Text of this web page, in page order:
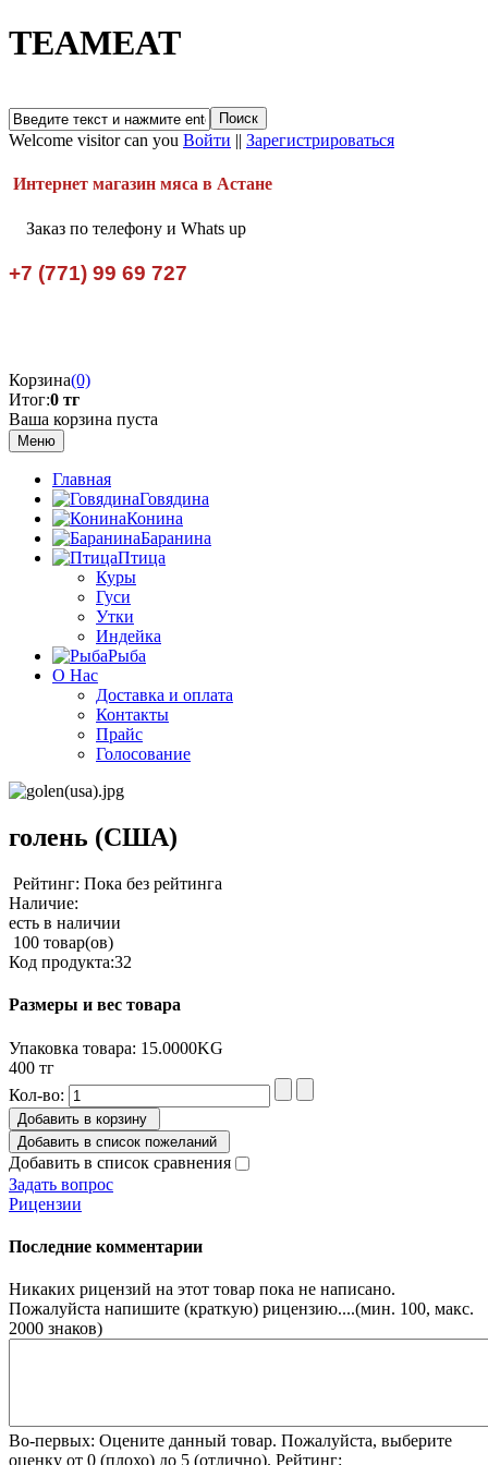
TEAMEAT
Welcome visitor can you Войти || Зарегистрироваться
Интернет магазин мяса в Астане
Заказ по телефону и Whats up
+7 (771) 99 69 727
Корзина(0)
Итог:0 тг
Ваша корзина пуста
Меню
Главная
Говядина
Конина
Баранина
Птица
Куры
Гуси
Утки
Индейка
Рыба
О Нас
Доставка и оплата
Контакты
Прайс
Голосование
голень (США)
Рейтинг: Пока без рейтинга
Наличие:
есть в наличии
100 товар(ов)
Код продукта:32
Размеры и вес товара
Упаковка товара: 15.0000KG
400 тг
Кол-во:
Добавить в корзину
Добавить в список пожеланий
Добавить в список сравнения
Задать вопрос
Рицензии
Последние комментарии
Никаких рицензий на этот товар пока не написано.
Пожалуйста напишите (краткую) рицензию....(мин. 100, макс.
2000 знаков)
Во-первых: Оцените данный товар. Пожалуйста, выберите
оценку от 0 (плохо) до 5 (отлично). Рейтинг: